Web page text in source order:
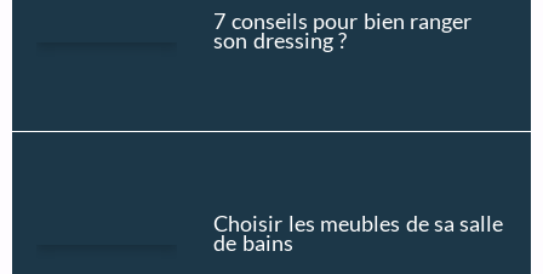
7 conseils pour bien ranger
son dressing ?
Choisir les meubles de sa salle
de bains